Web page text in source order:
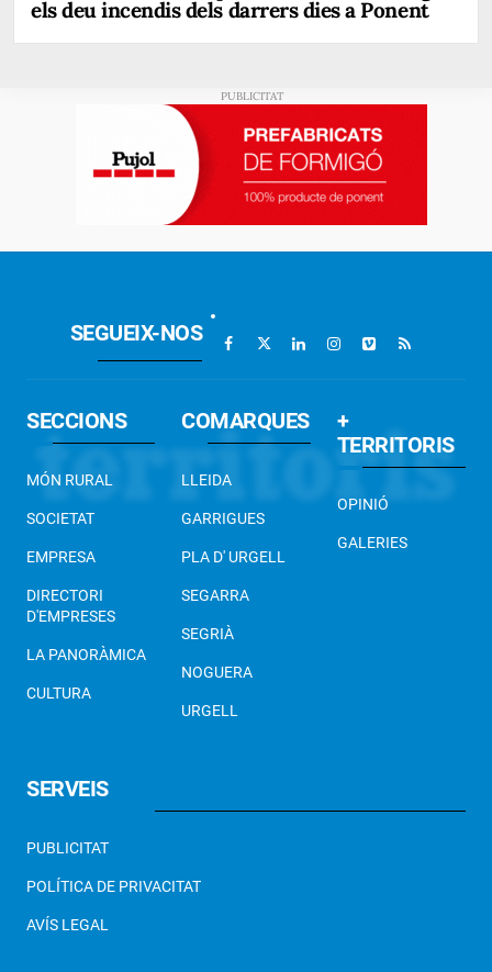
els deu incendis dels darrers dies a Ponent
SEGUEIX-NOS
SECCIONS
MÓN RURAL
SOCIETAT
EMPRESA
DIRECTORI
D'EMPRESES
LA PANORÀMICA
CULTURA
COMARQUES
LLEIDA
GARRIGUES
PLA D' URGELL
SEGARRA
SEGRIÀ
NOGUERA
URGELL
+
TERRITORIS
OPINIÓ
GALERIES
SERVEIS
PUBLICITAT
POLÍTICA DE PRIVACITAT
AVÍS LEGAL